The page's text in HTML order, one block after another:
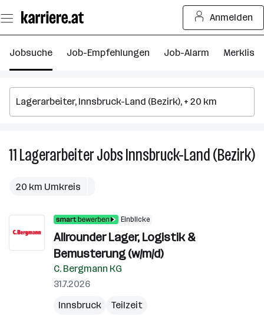
Seiteninhalt
springen
Anmelden
Jobsuche Job-Empfehlungen Job-Alarm Merkliste
11LagerarbeiterJobsInnsbruck-Land (Bezirk)11
20 km Umkreis
Einblicke
Allrounder Lager, Logistik &
Bemusterung (w/m/d)
C. Bergmann KG
31.7.2026
Innsbruck
Teilzeit